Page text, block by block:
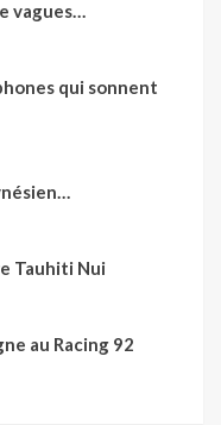
vagues…
qui sonnent
Tauhiti Nui
au Racing 92